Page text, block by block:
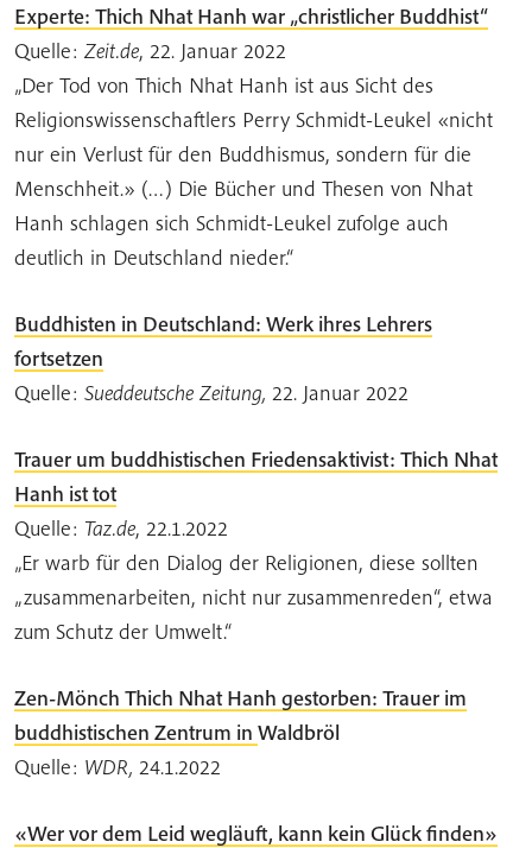
Experte: Thich Nhat Hanh war „christlicher Buddhist“
Quelle: Zeit.de, 22. Januar 2022
„Der Tod von Thich Nhat Hanh ist aus Sicht des
Religionswissenschaftlers Perry Schmidt-Leukel «nicht
nur ein Verlust für den Buddhismus, sondern für die
Menschheit.» (…) Die Bücher und Thesen von Nhat
Hanh schlagen sich Schmidt-Leukel zufolge auch
deutlich in Deutschland nieder.“
Buddhisten in Deutschland: Werk ihres Lehrers
fortsetzen
Quelle: Sueddeutsche Zeitung, 22. Januar 2022
Trauer um buddhistischen Friedensaktivist: Thich Nhat
Hanh ist tot
Quelle: Taz.de, 22.1.2022
„Er warb für den Dialog der Religionen, diese sollten
„zusammenarbeiten, nicht nur zusammenreden“, etwa
zum Schutz der Umwelt.“
Zen-Mönch Thich Nhat Hanh gestorben: Trauer im
buddhistischen Zentrum in Waldbröl
Quelle: WDR, 24.1.2022
«Wer vor dem Leid wegläuft, kann kein Glück finden»